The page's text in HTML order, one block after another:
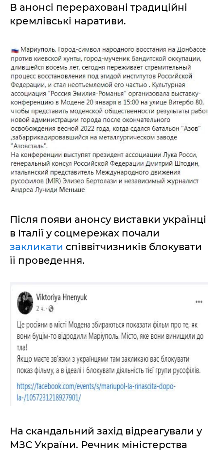
В анонсі перераховані традиційні
кремлівські наративи.
Після появи анонсу виставки українці
в Італії у соцмережах почали
закликати співвітчизників блокувати
її проведення.
На скандальний захід відреагували у
МЗС України. Речник міністерства